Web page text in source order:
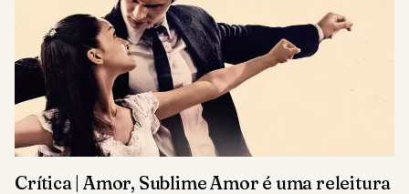
Crítica | Amor, Sublime Amor é uma releitura